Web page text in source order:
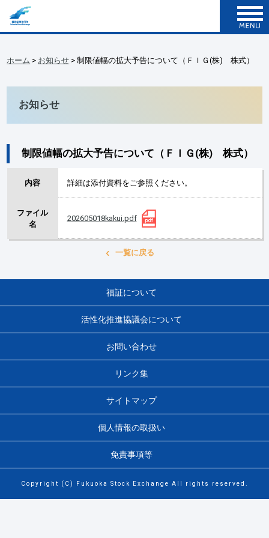
ホーム > お知らせ > 制限値幅の拡大予告について（ＦＩＧ(株) 株式）
お知らせ
制限値幅の拡大予告について（ＦＩＧ(株) 株式）
内容 詳細は添付資料をご参照ください。
ファイル
名
202605018kakui.pdf
一覧に戻る
福証について
活性化推進協議会について
お問い合わせ
リンク集
サイトマップ
個人情報の取扱い
免責事項等
Copyright (C) Fukuoka Stock Exchange All rights reserved.